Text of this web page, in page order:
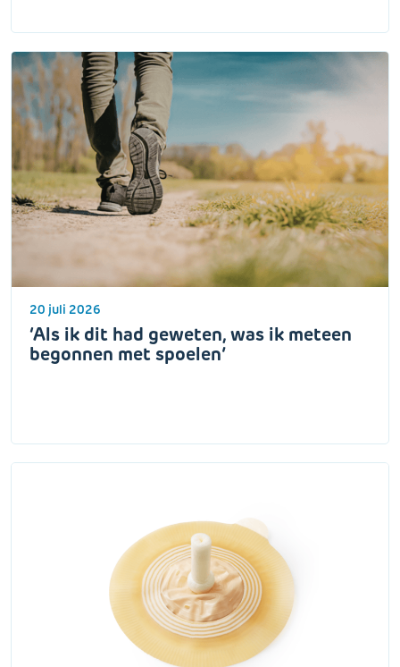
20 juli 2026
‘Als ik dit had geweten, was ik meteen
begonnen met spoelen’